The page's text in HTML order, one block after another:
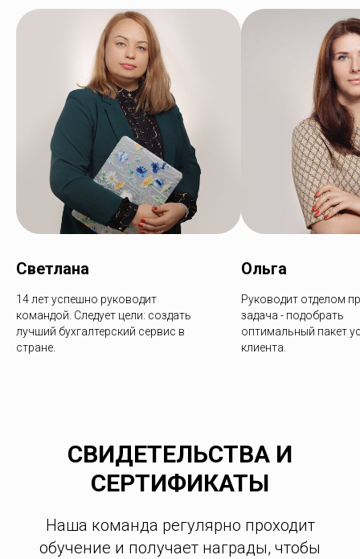
Светлана
14 лет успешно руководит
командой. Следует цели: создать
лучший бухгалтерский сервис в
стране.
Ольга
Руководит отделом
задача - подобрать
оптимальный пакет
клиента.
СВИДЕТЕЛЬСТВА И
СЕРТИФИКАТЫ
Наша команда регулярно проходит
обучение и получает награды, чтобы